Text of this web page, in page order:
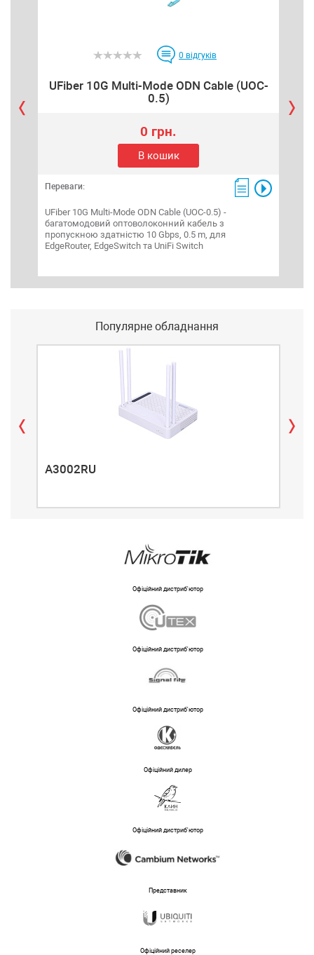
0 відгуків
UFiber 10G Multi-Mode ODN Cable (UOC-
0.5)
0 грн.
В кошик
Переваги:
UFiber 10G Multi-Mode ODN Cable (UOC-0.5) -
багатомодовий оптоволоконний кабель з
пропускною здатністю 10 Gbps, 0.5 m, для
EdgeRouter, EdgeSwitch та UniFi Switch
Популярне обладнання
A3002RU
Офіційний дистриб'ютор
Офіційний дистриб'ютор
Офіційний дистриб'ютор
Офіційний дилер
Офіційний дистриб'ютор
Представник
Офіційний реселер